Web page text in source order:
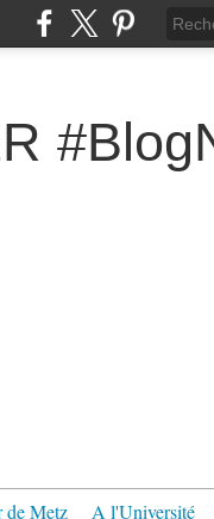
de Metz A l'Université